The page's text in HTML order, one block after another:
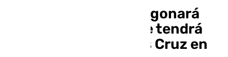
Dolores González pregonará
María Auxiliadora que tendrá
cartel de María Jesús Cruz en